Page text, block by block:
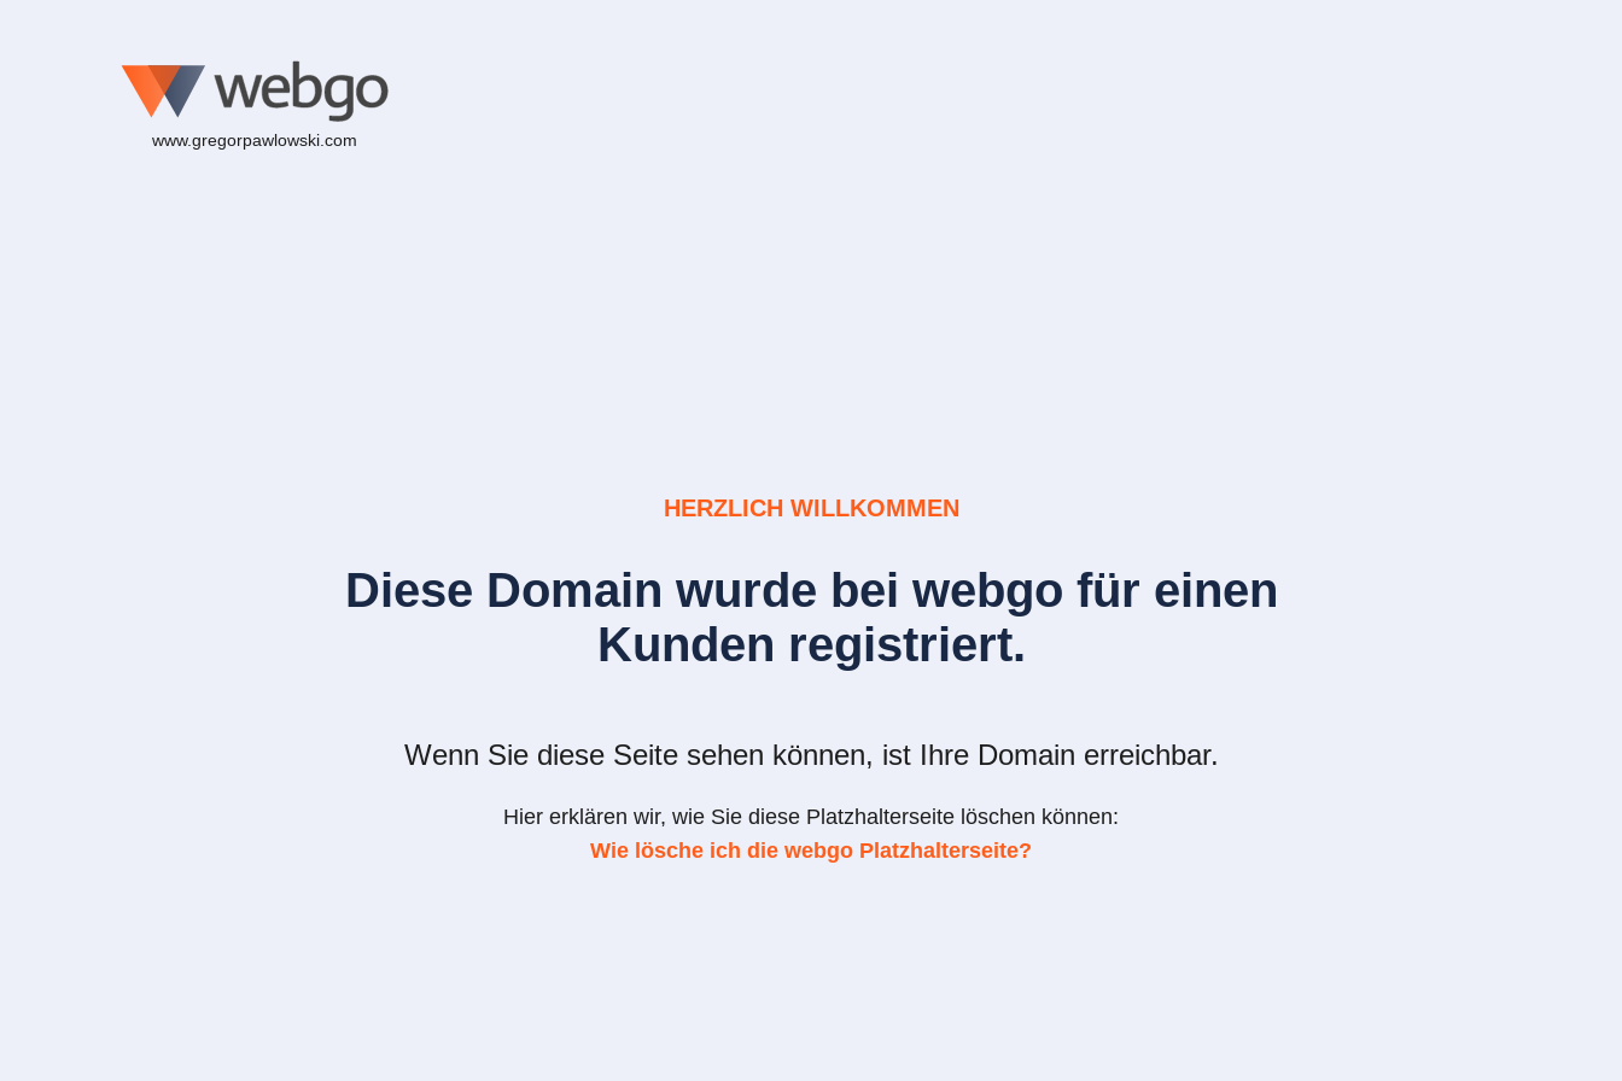
www.gregorpawlowski.com
HERZLICH WILLKOMMEN
Diese Domain wurde bei webgo für einen
Kunden registriert.
Wenn Sie diese Seite sehen können, ist Ihre Domain erreichbar.
Hier erklären wir, wie Sie diese Platzhalterseite löschen können:
Wie lösche ich die webgo Platzhalterseite?